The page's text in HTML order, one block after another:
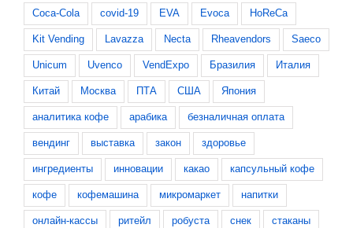
Coca-Cola covid-19 EVA Evoca HoReCa
Kit Vending Lavazza Necta Rheavendors Saeco
Unicum Uvenco VendExpo Бразилия Италия
Китай Москва ПТА США Япония
аналитика кофе арабика безналичная оплата
вендинг выставка закон здоровье
ингредиенты инновации какао капсульный кофе
кофе кофемашина микромаркет напитки
онлайн-кассы ритейл робуста снек стаканы